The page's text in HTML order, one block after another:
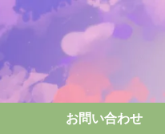
お問い合わせ